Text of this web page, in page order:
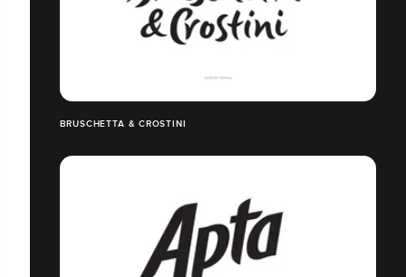
BRUSCHETTA & CROSTINI